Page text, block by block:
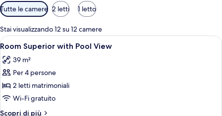
Filtri
disponibili
per
le
camere
Tutte le camere 2 letti 1 letto
Stai visualizzando 12 su 12 camere
Apri
tutte
le
foto
per
Room
Superior
Minibar con snack e bevande
4
Room Superior with Pool View
39 m²
Per 4 persone
2 letti matrimoniali
Wi-Fi gratuito
Scopri di più
Altri